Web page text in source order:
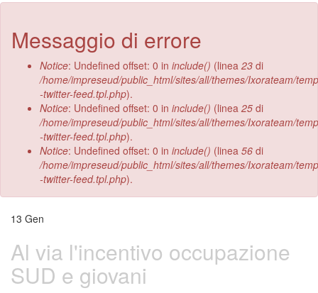
Messaggio di errore
Notice: Undefined offset: 0 in include() (linea 23 di
/home/impreseud/public_html/sites/all/themes/Ixorateam/
-twitter-feed.tpl.php).
Notice: Undefined offset: 0 in include() (linea 25 di
/home/impreseud/public_html/sites/all/themes/Ixorateam/
-twitter-feed.tpl.php).
Notice: Undefined offset: 0 in include() (linea 56 di
/home/impreseud/public_html/sites/all/themes/Ixorateam/
-twitter-feed.tpl.php).
13 Gen
Al via l'incentivo occupazione
SUD e giovani